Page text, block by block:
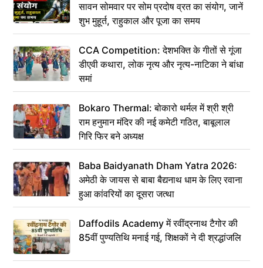
सावन सोमवार पर सोम प्रदोष व्रत का संयोग, जानें
शुभ मुहूर्त, राहुकाल और पूजा का समय
CCA Competition: देशभक्ति के गीतों से गूंजा
डीएवी कथारा, लोक नृत्य और नृत्य-नाटिका ने बांधा
समां
Bokaro Thermal: बोकारो थर्मल में श्री श्री
राम हनुमान मंदिर की नई कमेटी गठित, बाबूलाल
गिरि फिर बने अध्यक्ष
Baba Baidyanath Dham Yatra 2026:
अमेठी के जायस से बाबा बैद्यनाथ धाम के लिए रवाना
हुआ कांवरियों का दूसरा जत्था
Daffodils Academy में रवींद्रनाथ टैगोर की
85वीं पुण्यतिथि मनाई गई, शिक्षकों ने दी श्रद्धांजलि